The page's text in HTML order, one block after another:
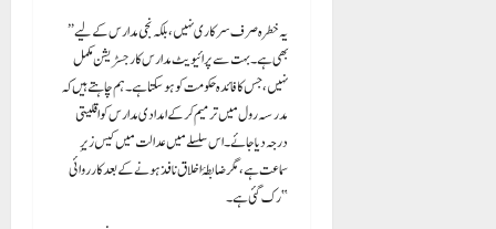
“یہ خطرہ صرف سرکاری نہیں، بلکہ نجی مدارس کے لیے
بھی ہے۔ بہت سے پرائیویٹ مدارس کا رجسٹریشن مکمل
نہیں، جس کا فائدہ حکومت کو ہو سکتا ہے۔ ہم چاہتے ہیں کہ
مدرسہ رول میں ترمیم کر کے امدادی مدارس کو اقلیتی
درجہ دیا جائے۔ اس سلسلے میں عدالت میں کیس زیرِ
سماعت ہے، مگر ضابطۂ اخلاق نافذ ہونے کے بعد کارروائی
رک گئی ہے۔”